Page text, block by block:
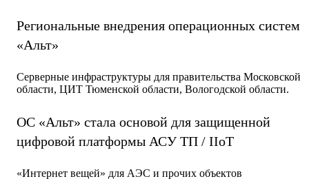
Региональные внедрения операционных систем
«Альт»
Cерверные инфраструктуры для правительства Московской
области, ЦИТ Тюменской области, Вологодской области.
ОС «Альт» стала основой для защищенной
цифровой платформы АСУ ТП / IIoT
«Интернет вещей» для АЭС и прочих объектов